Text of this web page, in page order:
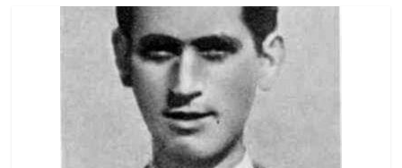
Sulm , pse të dua ty
August 8, 2026 Comments Off
Postim me vlera nga artistja e mirëfilltë
Mimoza Gjoni